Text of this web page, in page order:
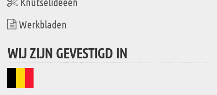
Werkbladen
WIJ ZIJN GEVESTIGD IN